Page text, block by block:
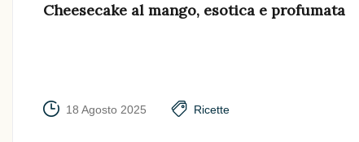
Cheesecake al mango, esotica e profumata
18 Agosto 2025 Ricette